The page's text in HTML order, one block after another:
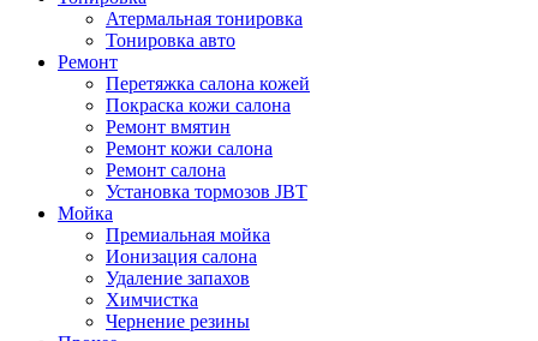
Атермальная тонировка
Тонировка авто
Ремонт
Перетяжка салона кожей
Покраска кожи салона
Ремонт вмятин
Ремонт кожи салона
Ремонт салона
Установка тормозов JBT
Мойка
Премиальная мойка
Ионизация салона
Удаление запахов
Химчистка
Чернение резины